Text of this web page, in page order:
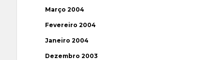
Março 2004
Fevereiro 2004
Janeiro 2004
Dezembro 2003